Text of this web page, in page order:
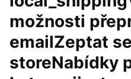
možnosti
emailZeptat
storeNabídky